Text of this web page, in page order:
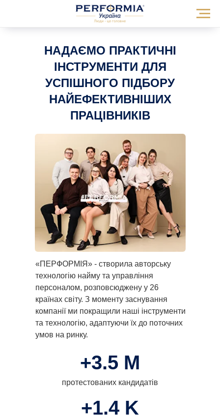
НАДАЄМО ПРАКТИЧНІ
ІНСТРУМЕНТИ ДЛЯ
УСПІШНОГО ПІДБОРУ
НАЙЕФЕКТИВНІШИХ
ПРАЦІВНИКІВ
+1.4 K
«ПЕРФОРМІЯ» - створила авторську
технологію найму та управління
персоналом, розповсюджену у 26
країнах світу. З моменту заснування
компанії ми покращили наші інструменти
та технологію, адаптуючи їх до поточних
умов на ринку.
+3.5 М
протестованих кандидатів